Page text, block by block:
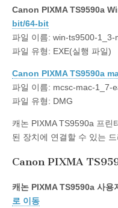
Canon PIXMA TS9590a
bit/64-bit
파일 이름: win-ts9500-1_3-
파일 유형: EXE(실행 파일)
Canon PIXMA TS9590a
파일 이름: mcsc-mac-1_7-
파일 유형: DMG
캐논 PIXMA TS9590a 프린
된 장치에 연결할 수 있는
Canon PIXMA
캐논 PIXMA TS9590a 사용
로 이동